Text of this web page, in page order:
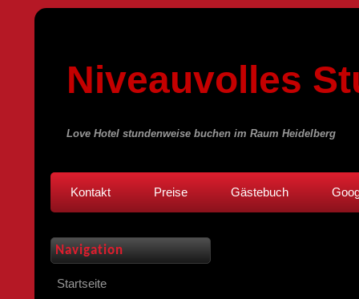
Niveauvolles
Love Hotel stundenweise buchen im Raum Heidelberg
Kontakt Preise Gästebuch
Navigation
Startseite